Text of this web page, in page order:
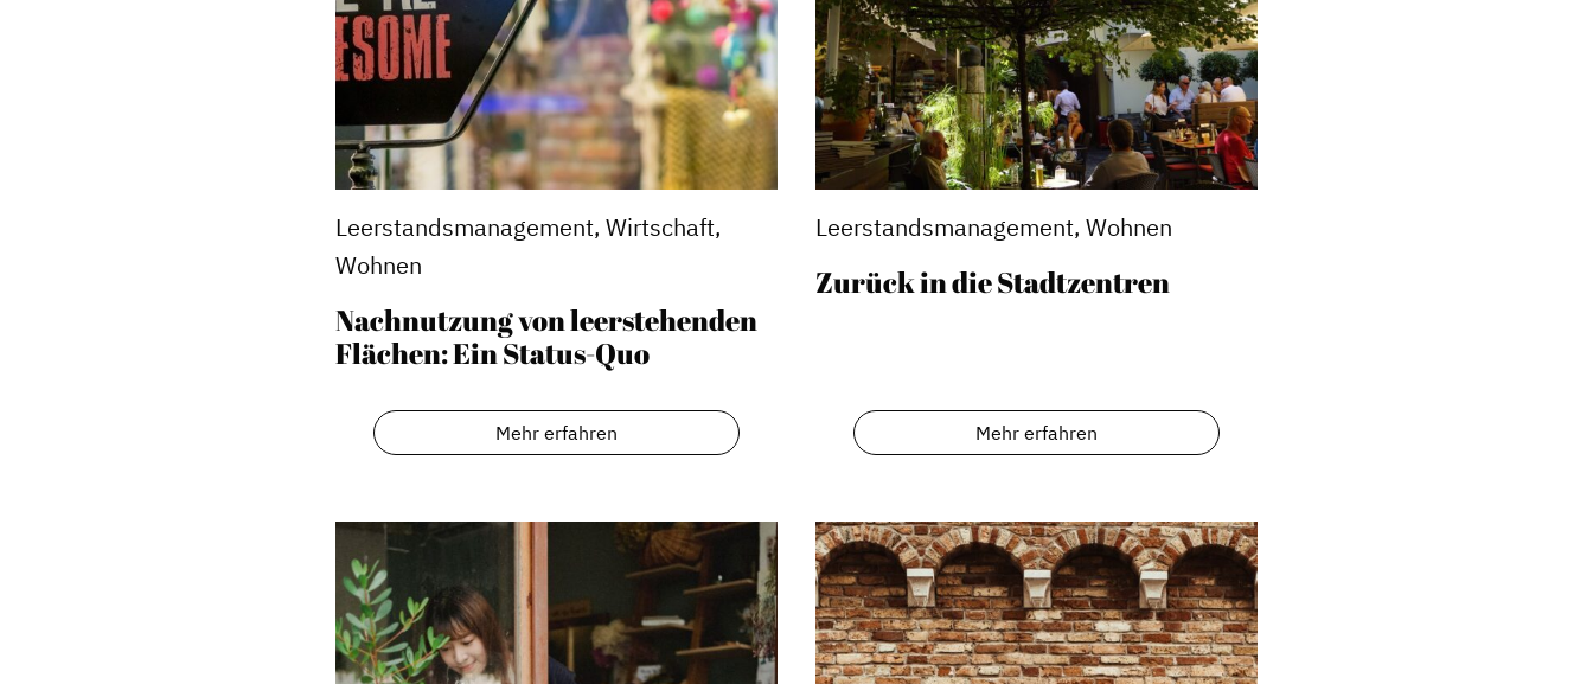
Dachverband
Geschichte des Dachverbandes
Vorteile für Mitglieder
Veranstaltungen
Handlungsräume
Projektmanagement
Contentmanagement
Datenmanagement
Serviceleistungen
Blog
Informiert bleiben
Presse
Mosaik
Expertenwissen
Leerstandsmanagement, Wirtschaft,
Wohnen
Nachnutzung von leerstehenden
Flächen: Ein Status-Quo
Mehr erfahren
Leerstandsmanagement, Wohnen
Zurück in die Stadtzentren
Mehr erfahren